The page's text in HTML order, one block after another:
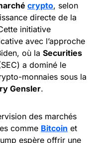
crypto, selon
directe de la
initiative
avec l’approche
où la Securities
a dominé le
monnaies sous la
Gensler.
des marchés
comme Bitcoin et
espère offrir une